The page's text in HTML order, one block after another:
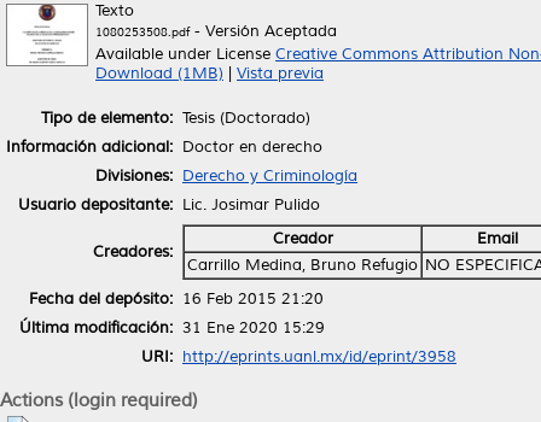
Texto
1080253508.pdf- Versión Aceptada
Available under License Creative Commons Attribution
Download (1MB)
Vista previa
Tipo de elemento: Tesis (Doctorado)
Información adicional: Doctor en derecho
Divisiones: Derecho y Criminología
Usuario depositante: Lic. Josimar Pulido
Creadores:
Creador
Email
Carrillo Medina, Bruno Refugio NO
Fecha del depósito: 16 Feb 2015 21:20
Última modificación: 31 Ene 2020 15:29
URI: http://eprints.uanl.mx/id/eprint/3958
Actions (login required)